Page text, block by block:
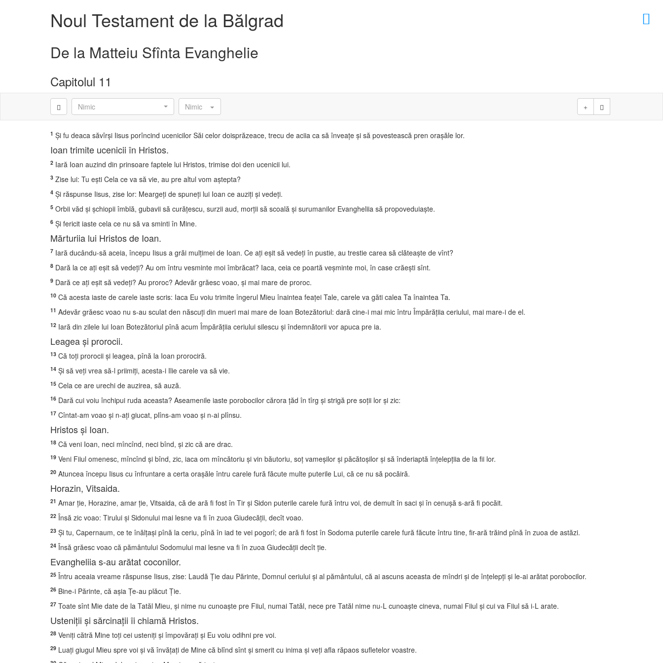
×
Noul Testament de la Bălgrad
De la Matteiu Sfînta Evanghelie
Capitolul 11
Nimic Nimic
1 Şi fu deaca săvîrşi Iisus porîncind ucenicilor Săi celor doisprăzeace, trecu de aciia ca să înveaţe şi să povestească pren oraşăle lor.
Ioan trimite ucenicii în Hristos.
2 Iară Ioan auzind din prinsoare faptele lui Hristos, trimise doi den ucenicii lui.
3 Zise lui: Tu eşti Cela ce va să vie, au pre altul vom aştepta?
4 Şi răspunse Iisus, zise lor: Meargeţi de spuneţi lui Ioan ce auziţi şi vedeţi.
5 Orbii văd şi şchiopii îmblă, gubavii să curăţescu, surzii aud, morţii să scoală şi surumanilor Evangheliia să propoveduiaşte.
6 Şi fericit iaste cela ce nu să va sminti în Mine.
Mărturiia lui Hristos de Ioan.
7 Iară ducându-să aceia, începu Iisus a grăi mulţimei de Ioan. Ce aţi eşit să vedeţi în pustie, au trestie carea să clăteaşte de vînt?
8 Dară la ce aţi eşit să vedeţi? Au om întru vesminte moi îmbrăcat? Iaca, ceia ce poartă veşminte moi, în case crăeşti sînt.
9 Dară ce aţi eşit să vedeţi? Au proroc? Adevăr grăesc voao, şi mai mare de proroc.
10 Că acesta iaste de carele iaste scris: Iaca Eu voiu trimite îngerul Mieu înaintea feaţei Tale, carele va găti calea Ta înaintea Ta.
11 Adevăr grăesc voao nu s-au sculat den născuţi din mueri mai mare de Ioan Botezătoriul: dară cine-i mai mic întru Împărăţiia ceriului, mai mare-i de el.
12 Iară din zilele lui Ioan Botezătoriul pînă acum Împărăţiia ceriului silescu şi îndemnătorii vor apuca pre ia.
Leagea şi prorocii.
13 Că toţi prorocii şi leagea, pînă la Ioan prorociră.
14 Şi să veţi vrea să-l priimiţi, acesta-i Ilie carele va să vie.
15 Cela ce are urechi de auzirea, să auză.
16 Dară cui voiu închipui ruda aceasta? Aseamenile iaste porobocilor cărora ţăd în tîrg şi strigă pre soţii lor şi zic:
17 Cîntat-am voao şi n-aţi giucat, plîns-am voao şi n-ai plînsu.
Hristos şi Ioan.
18 Că veni Ioan, neci mîncînd, neci bînd, şi zic că are drac.
19 Veni Fiiul omenesc, mîncînd şi bînd, zic, iaca om mîncătoriu şi vin băutoriu, soţ vameşilor şi păcătoşilor şi să înderiaptă înţelepţiia de la fii lor.
20 Atuncea începu Iisus cu înfruntare a certa oraşăle întru carele fură făcute multe puterile Lui, că ce nu să pocăiră.
Horazin, Vitsaida.
21 Amar ţie, Horazine, amar ţie, Vitsaida, că de ară fi fost în Tir şi Sidon puterile carele fură întru voi, de demult în saci şi în cenuşă s-ară fi pocăit.
22 Însă zic voao: Tirului şi Sidonului mai lesne va fi în zuoa Giudecăţii, decît voao.
23 Şi tu, Capernaum, ce te înălţaşi pînă la ceriu, pînă în iad te vei pogorî; de ară fi fost în Sodoma puterile carele fură făcute întru tine, fir-ară trăind pînă în zuoa de astăzi.
24 Însă grăesc voao că pământului Sodomului mai lesne va fi în zuoa Giudecăţii decît ţie.
Evangheliia s-au arătat coconilor.
25 Întru aceaia vreame răspunse Iisus, zise: Laudă Ţie dau Părinte, Domnul ceriului şi al pământului, că ai ascuns aceasta de mîndri şi de înţelepţi şi le-ai arătat porobocilor.
26 Bine-i Părinte, că aşia Ţe-au plăcut Ţie.
27 Toate sînt Mie date de la Tatăl Mieu, şi nime nu cunoaşte pre Fiiul, numai Tatăl, nece pre Tatăl nime nu-L cunoaşte cineva, numai Fiiul şi cui va Fiiul să i-L arate.
Usteniţii şi sărcinaţii îi chiamă Hristos.
28 Veniţi cătră Mine toţi cei usteniţi şi împovăraţi şi Eu voiu odihni pre voi.
29 Luaţi giugul Mieu spre voi şi vă învăţaţi de Mine că blînd sînt şi smerit cu inima şi veţi afla răpaos sufletelor voastre.